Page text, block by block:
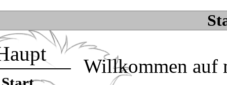
Willkommen auf